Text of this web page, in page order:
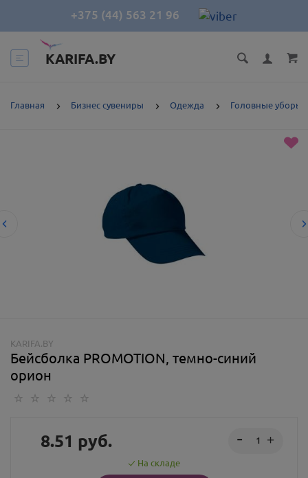
+375 (44) 563 21 96
KARIFA.BY
Главная Бизнес сувениры Одежда Головные уборы
KARIFA.BY
Бейсболка PROMOTION, темно-синий
орион
8.51 руб.
На складе